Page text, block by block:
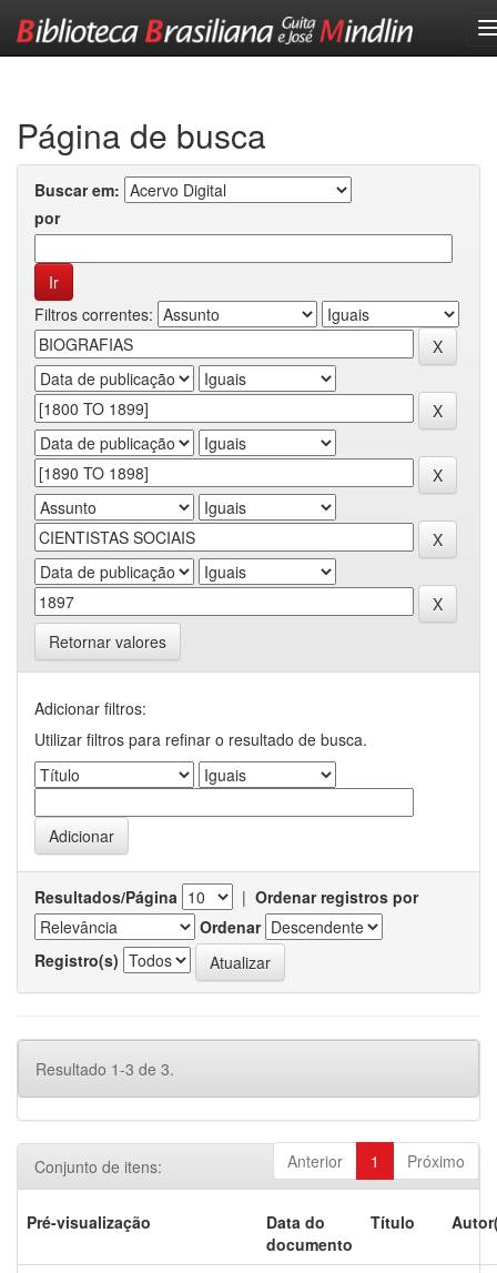
Página de busca
Buscar em:
por
Filtros correntes:
Retornar valores
Adicionar filtros:
Utilizar filtros para refinar o resultado de busca.
Resultados/Página | Ordenar registros por
Ordenar
Registro(s)
Resultado 1-3 de 3.
Anterior 1 Próximo
Conjunto de itens:
Pré-visualização
Data do
documento
Título